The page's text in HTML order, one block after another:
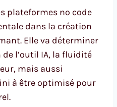
plateformes no code
dans la création
Elle va déterminer
l’outil IA, la fluidité
mais aussi
à être optimisé pour